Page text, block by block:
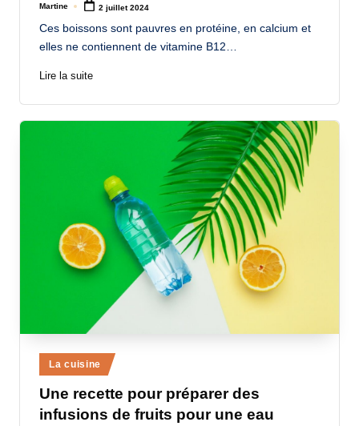
Posted
Martine 2 juillet 2024
Ces boissons sont pauvres en protéine, en calcium et
elles ne contiennent de vitamine B12…
Lire la suite
Posted
in
La cuisine
Une recette pour préparer des
infusions de fruits pour une eau